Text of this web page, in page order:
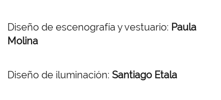
Diseño de escenografía y vestuario: Paula
Molina
Diseño de iluminación: Santiago Etala